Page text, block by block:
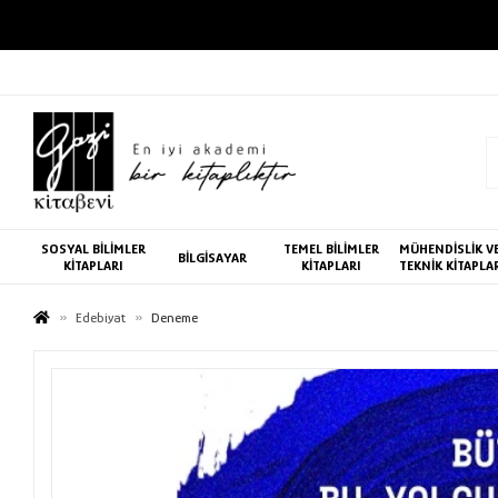
SOSYAL BİLİMLER
KİTAPLARI
BİLGİSAYAR
TEMEL BİLİMLER
KİTAPLARI
MÜHENDİSLİK
TEKNİK
Edebiyat Deneme